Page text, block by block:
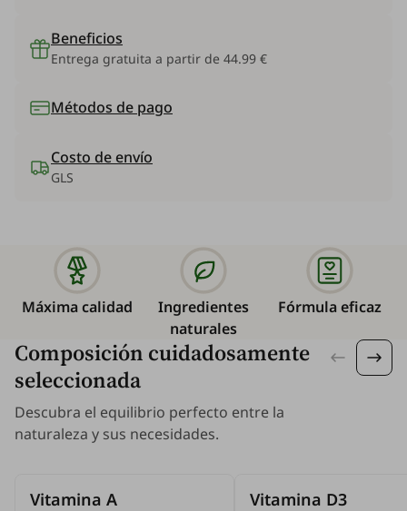
Beneficios
Entrega gratuita a partir de 44.99 €
Métodos de pago
Costo de envío
GLS
Máxima calidad
Ingredientes
naturales
Fórmula eficaz
Composición cuidadosamente
seleccionada
Descubra el equilibrio perfecto entre la
naturaleza y sus necesidades.
Vitamina A Vitamina D3